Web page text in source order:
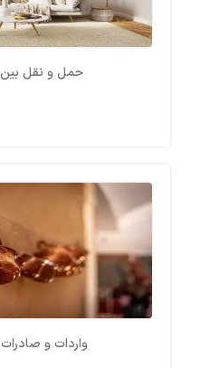
حمل و نقل بین
واردات و